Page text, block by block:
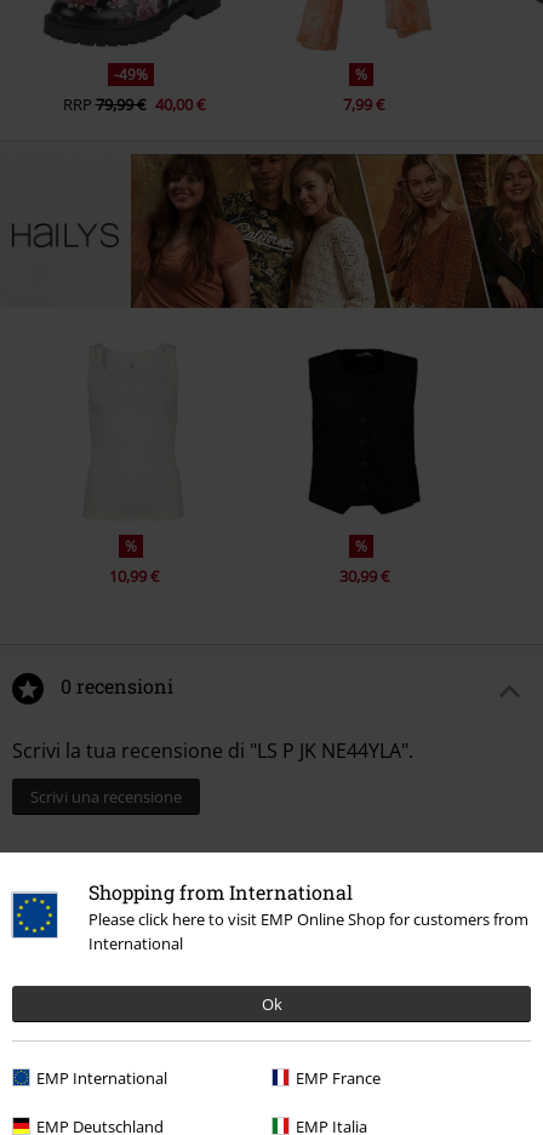
Shopping from International
Please click here to visit EMP Online Shop for customers from
International
Ok
EMP International EMP France
EMP Deutschland EMP Italia
-49%
RRP79,99 € 40,00 €
%
7,99 €
%
10,99 €
%
30,99 €
0 recensioni
Scrivi la tua recensione di "LS P JK NE44YLA".
Scrivi una recensione